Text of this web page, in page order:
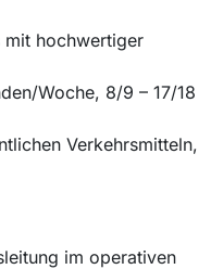
mit hochwertiger
Woche, 8/9 – 17/18
Verkehrsmitteln,
im operativen